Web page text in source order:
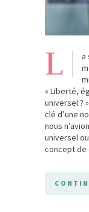
L
a
« Liberté,
universel ?
clé d’une
nous
universel
concept